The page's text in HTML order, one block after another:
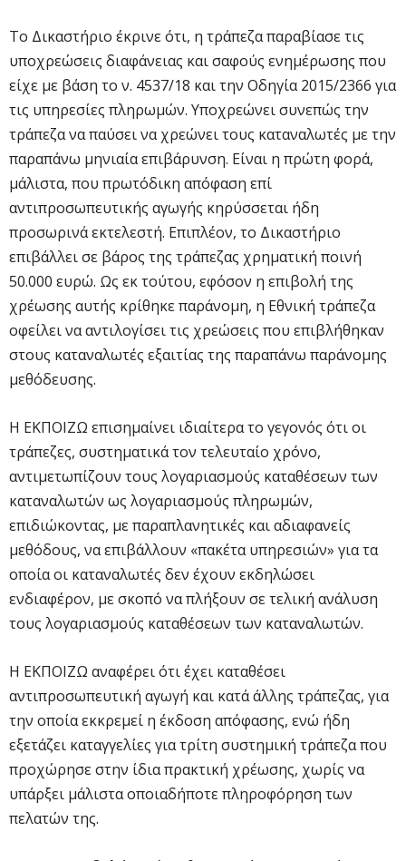
Το Δικαστήριο έκρινε ότι, η τράπεζα παραβίασε τις
υποχρεώσεις διαφάνειας και σαφούς ενημέρωσης που
είχε με βάση το ν. 4537/18 και την Οδηγία 2015/2366 για
τις υπηρεσίες πληρωμών. Υποχρεώνει συνεπώς την
τράπεζα να παύσει να χρεώνει τους καταναλωτές με την
παραπάνω μηνιαία επιβάρυνση. Είναι η πρώτη φορά,
μάλιστα, που πρωτόδικη απόφαση επί
αντιπροσωπευτικής αγωγής κηρύσσεται ήδη
προσωρινά εκτελεστή. Επιπλέον, το Δικαστήριο
επιβάλλει σε βάρος της τράπεζας χρηματική ποινή
50.000 ευρώ. Ως εκ τούτου, εφόσον η επιβολή της
χρέωσης αυτής κρίθηκε παράνομη, η Εθνική τράπεζα
οφείλει να αντιλογίσει τις χρεώσεις που επιβλήθηκαν
στους καταναλωτές εξαιτίας της παραπάνω παράνομης
μεθόδευσης.
Η ΕΚΠΟΙΖΩ επισημαίνει ιδιαίτερα το γεγονός ότι οι
τράπεζες, συστηματικά τον τελευταίο χρόνο,
αντιμετωπίζουν τους λογαριασμούς καταθέσεων των
καταναλωτών ως λογαριασμούς πληρωμών,
επιδιώκοντας, με παραπλανητικές και αδιαφανείς
μεθόδους, να επιβάλλουν «πακέτα υπηρεσιών» για τα
οποία οι καταναλωτές δεν έχουν εκδηλώσει
ενδιαφέρον, με σκοπό να πλήξουν σε τελική ανάλυση
τους λογαριασμούς καταθέσεων των καταναλωτών.
Η ΕΚΠΟΙΖΩ αναφέρει ότι έχει καταθέσει
αντιπροσωπευτική αγωγή και κατά άλλης τράπεζας, για
την οποία εκκρεμεί η έκδοση απόφασης, ενώ ήδη
εξετάζει καταγγελίες για τρίτη συστημική τράπεζα που
προχώρησε στην ίδια πρακτική χρέωσης, χωρίς να
υπάρξει μάλιστα οποιαδήποτε πληροφόρηση των
πελατών της.